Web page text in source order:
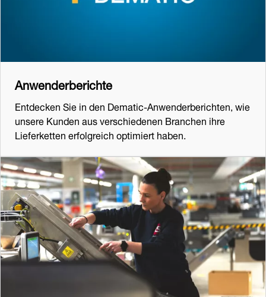
Anwenderberichte
Entdecken Sie in den Dematic-Anwenderberichten, wie
unsere Kunden aus verschiedenen Branchen ihre
Lieferketten erfolgreich optimiert haben.